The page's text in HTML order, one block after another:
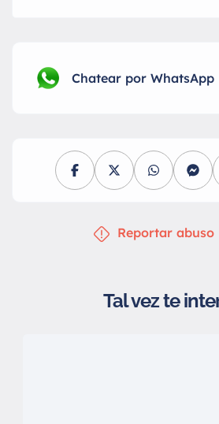
Chatear por WhatsApp
Reportar abuso
Tal vez te